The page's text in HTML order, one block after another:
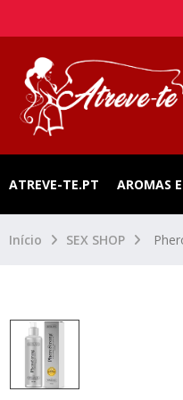
ATREVE-TE.PT AROMAS
Início SEX SHOP